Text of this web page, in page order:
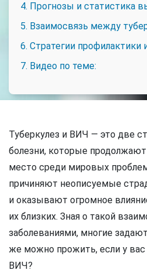
4. Прогнозы и статистика
5. Взаимосвязь между
6. Стратегии профилактики
7. Видео по теме:
Туберкулез и ВИЧ — это две
болезни, которые
место среди мировых
причиняют неописуемые
и оказывают огромное
их близких. Зная о такой
заболеваниями, многие
же можно прожить, если у вас
ВИЧ?